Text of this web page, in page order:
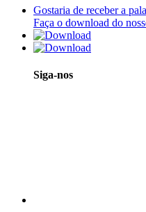
Gostaria de receber a
Faça o download do
Siga-nos